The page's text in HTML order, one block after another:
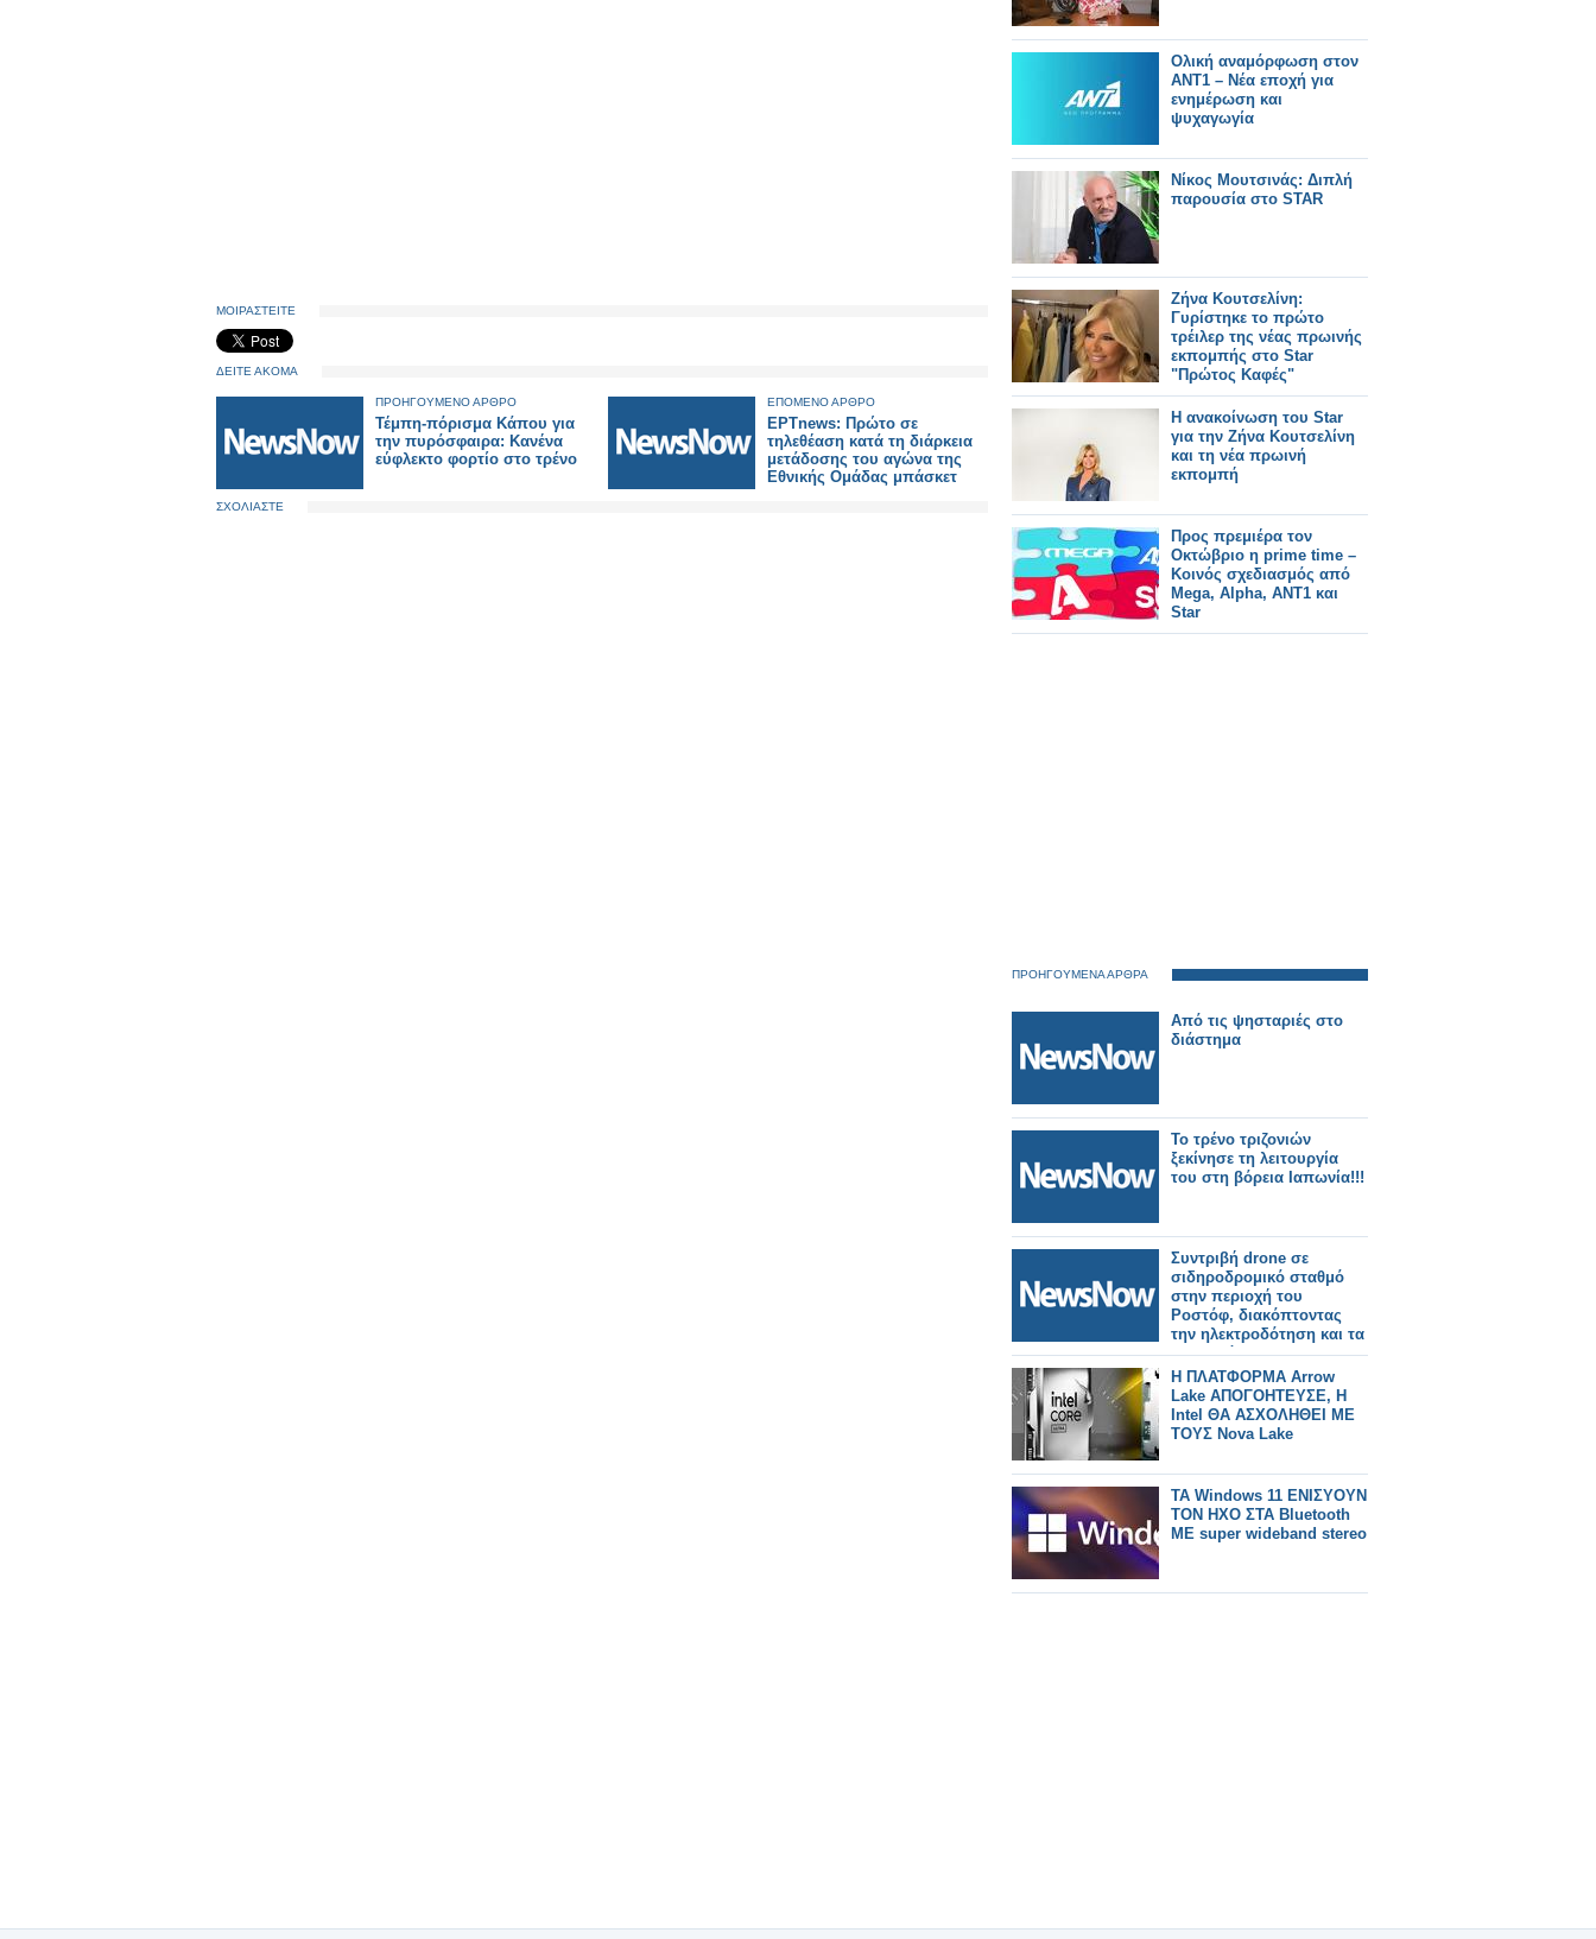
ΜΟΙΡΑΣΤΕΙΤΕ
ΔΕΙΤΕ ΑΚΟΜΑ
ΠΡΟΗΓΟΥΜΕΝΟ ΑΡΘΡΟ
Τέμπη-πόρισμα Κάπου για
την πυρόσφαιρα: Κανένα
εύφλεκτο φορτίο στο τρένο
ΕΠΟΜΕΝΟ ΑΡΘΡΟ
ΕΡΤnews: Πρώτο σε
τηλεθέαση κατά τη διάρκεια
μετάδοσης του αγώνα της
Εθνικής Ομάδας μπάσκετ
ΣΧΟΛΙΑΣΤΕ
Ολική αναμόρφωση στον
ΑΝΤ1 – Νέα εποχή για
ενημέρωση και
ψυχαγωγία
Νίκος Μουτσινάς: Διπλή
παρουσία στο STAR
Ζήνα Κουτσελίνη:
Γυρίστηκε το πρώτο
τρέιλερ της νέας πρωινής
εκπομπής στο Star
"Πρώτος Καφές"
Η ανακοίνωση του Star
για την Ζήνα Κουτσελίνη
και τη νέα πρωινή
εκπομπή
Προς πρεμιέρα τον
Οκτώβριο η prime time –
Κοινός σχεδιασμός από
Mega, Alpha, ΑΝΤ1 και
Star
ΠΡΟΗΓΟΥΜΕΝΑ ΑΡΘΡΑ
Από τις ψησταριές στο
διάστημα
Το τρένο τριζονιών
ξεκίνησε τη λειτουργία
του στη βόρεια Ιαπωνία!!!
Συντριβή drone σε
σιδηροδρομικό σταθμό
στην περιοχή του
Ροστόφ, διακόπτοντας
την ηλεκτροδότηση και τα
δρομολόγια
Η ΠΛΑΤΦΟΡΜΑ Arrow
Lake ΑΠΟΓΟΗΤΕΥΣΕ, Η
Intel ΘΑ ΑΣΧΟΛΗΘΕΙ ΜΕ
ΤΟΥΣ Nova Lake
ΤΑ Windows 11 ΕΝΙΣΥΟΥΝ
ΤΟΝ ΗΧΟ ΣΤΑ Bluetooth
ΜΕ super wideband stereo